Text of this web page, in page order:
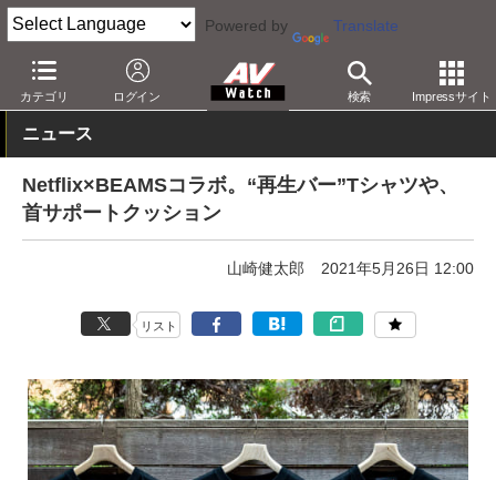
Powered by Translate
カテゴリ ログイン 検索 Impressサイト
AV Watch コンテンツ・サービス 映像配信 Netflix
ニュース
Netflix×BEAMSコラボ。“再生バー”Tシャツや、
首サポートクッション
山崎健太郎 2021年5月26日 12:00
リスト